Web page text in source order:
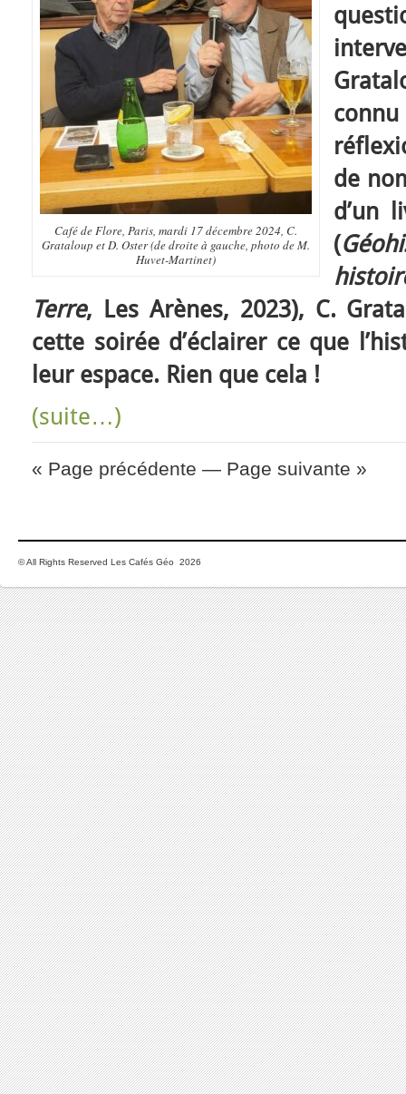
Café de Flore, Paris, mardi 17 décembre 2024, C.
Grataloup et D. Oster (de droite à gauche, photo de M.
Huvet-Martinet)
de
d’un
(
Terre, Les Arènes, 2023), C.
cette soirée d’éclairer ce que
leur espace. Rien que cela !
(suite…)
« Page précédente — Page suivante »
© All Rights Reserved Les Cafés Géo 2026